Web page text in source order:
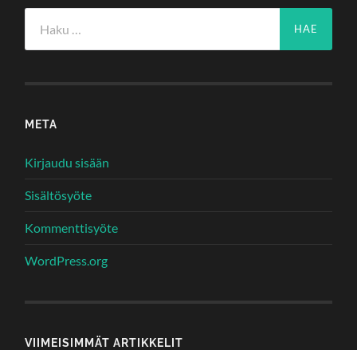
META
Kirjaudu sisään
Sisältösyöte
Kommenttisyöte
WordPress.org
VIIMEISIMMÄT ARTIKKELIT